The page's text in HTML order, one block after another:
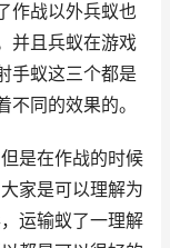
战以外兵蚁也
并且兵蚁在游戏
手蚁这三个都是
同的效果的。
是在作战的时候
家是可以理解为
运输蚁了一理解